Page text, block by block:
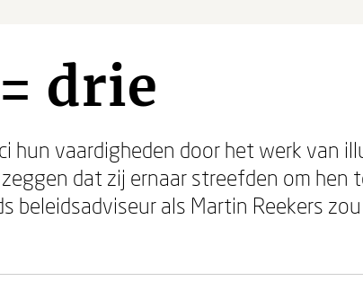
drie
hun vaardigheden door het werk van
dat zij ernaar streefden om hen
beleidsadviseur als Martin Reekers